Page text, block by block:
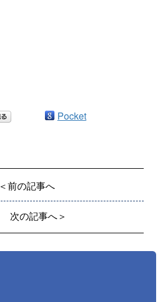
Pocket
＜前の記事へ
次の記事へ＞